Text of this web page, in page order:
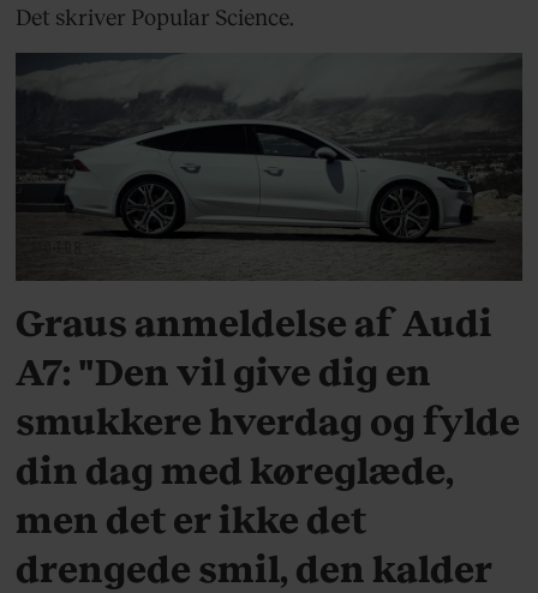
Det skriver Popular Science.
Graus anmeldelse af Audi
A7: "Den vil give dig en
smukkere hverdag og fylde
din dag med køreglæde,
men det er ikke det
drengede smil, den kalder